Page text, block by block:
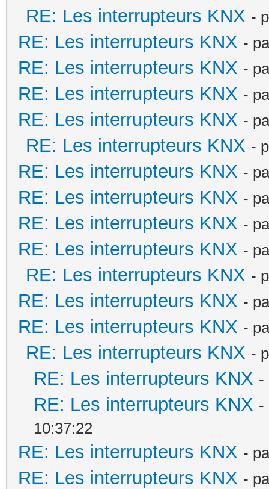
RE: Les interrupteurs KNX -
RE: Les interrupteurs KNX -
RE: Les interrupteurs KNX -
RE: Les interrupteurs KNX -
RE: Les interrupteurs KNX -
RE: Les interrupteurs KNX -
RE: Les interrupteurs KNX -
RE: Les interrupteurs KNX -
RE: Les interrupteurs KNX -
RE: Les interrupteurs KNX -
RE: Les interrupteurs KNX -
RE: Les interrupteurs KNX -
RE: Les interrupteurs KNX -
RE: Les interrupteurs KNX -
RE: Les interrupteurs KNX -
RE: Les interrupteurs KNX -
10:37:22
RE: Les interrupteurs KNX -
RE: Les interrupteurs KNX -